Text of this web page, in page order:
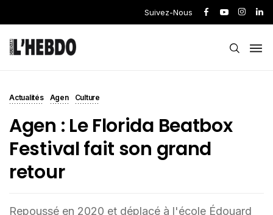
Suivez-Nous
Actualités Agen Culture
Agen : Le Florida Beatbox
Festival fait son grand
retour
Repoussé en 2020 et déplacé à l'école Édouard